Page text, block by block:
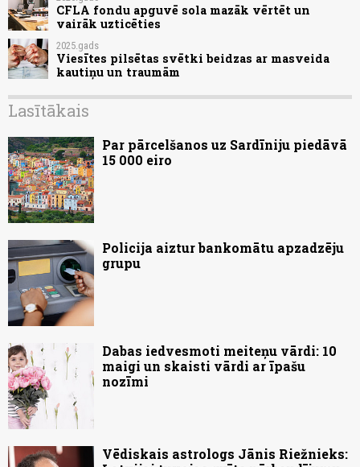
CFLA fondu apguvē sola mazāk vērtēt un
vairāk uzticēties
2025.gads
Viesītes pilsētas svētki beidzas ar masveida
kautiņu un traumām
Lasītākais
Par pārcelšanos uz Sardīniju piedāvā
15 000 eiro
Policija aiztur bankomātu apzadzēju
grupu
Dabas iedvesmoti meiteņu vārdi: 10
maigi un skaisti vārdi ar īpašu
nozīmi
Vēdiskais astrologs Jānis Riežnieks: